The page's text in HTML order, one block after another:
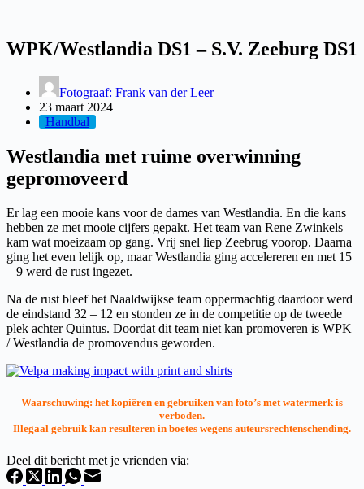
WPK/Westlandia DS1 – S.V. Zeeburg DS1
Fotograaf: Frank van der Leer
23 maart 2024
Handbal
Westlandia met ruime overwinning
gepromoveerd
Er lag een mooie kans voor de dames van Westlandia. En die kans
hebben ze met mooie cijfers gepakt. Het team van Rene Zwinkels
kam wat moeizaam op gang. Vrij snel liep Zeebrug voorop. Daarna
ging het even lelijk op, maar Westlandia ging accelereren en met 15
– 9 werd de rust ingezet.
Na de rust bleef het Naaldwijkse team oppermachtig daardoor werd
de eindstand 32 – 12 en stonden ze in de competitie op de tweede
plek achter Quintus. Doordat dit team niet kan promoveren is WPK
/ Westlandia de promovendus geworden.
Waarschuwing: het kopiëren en gebruiken van foto’s met watermerk is
verboden.
Illegaal gebruik kan resulteren in boetes wegens auteursrechtenschending.
Deel dit bericht met je vrienden via: